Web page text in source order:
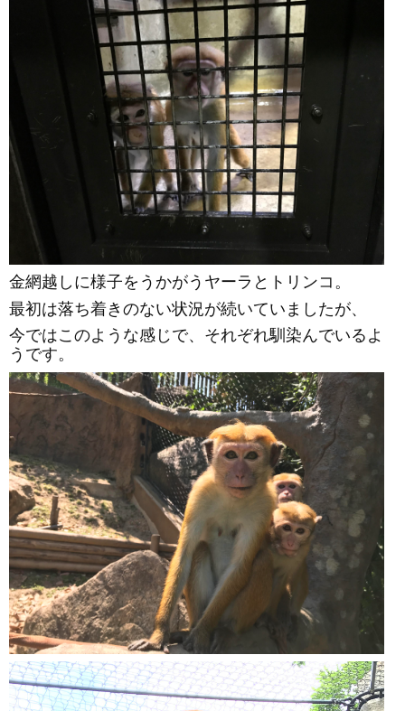
金網越しに様子をうかがうヤーラとトリンコ。
最初は落ち着きのない状況が続いていましたが、
今ではこのような感じで、それぞれ馴染んでいるよ
うです。